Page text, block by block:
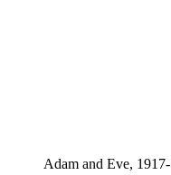
Adam and Eve,